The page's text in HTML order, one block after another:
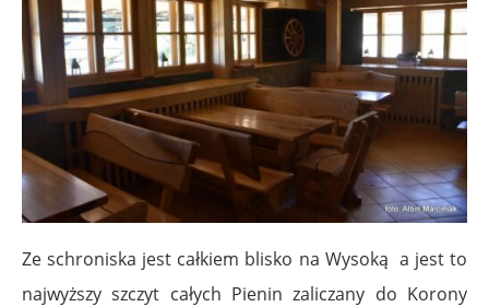
Ze schroniska jest całkiem blisko na Wysoką a jest to
najwyższy szczyt całych Pienin zaliczany do Korony